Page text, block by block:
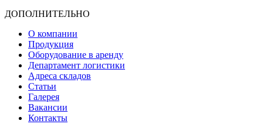
ДОПОЛНИТЕЛЬНО
О компании
Продукция
Оборудование в аренду
Департамент логистики
Адреса складов
Статьи
Галерея
Вакансии
Контакты